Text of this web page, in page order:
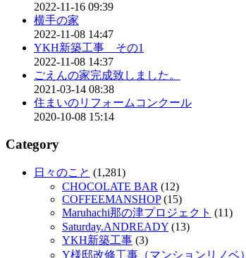
2022-11-16 09:39
横手の家
2022-11-08 14:47
YKH新築工事 その1
2022-11-08 14:37
ごえんの家完成致しました。
2021-03-14 08:38
住まいのリフォームコンクール
2020-10-08 15:14
Category
日々のこと (1,281)
CHOCOLATE BAR (12)
COFFEEMANSHOP(15)
Maruhachi那の津プロジェクト (11)
Saturday.ANDREADY (13)
YKH新築工事 (3)
Y様邸改修工事（マンションリノベ）